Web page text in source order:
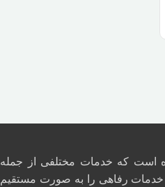
است که خدمات مختلفی از جمله
خدمات رفاهی را به صورت مستقیم